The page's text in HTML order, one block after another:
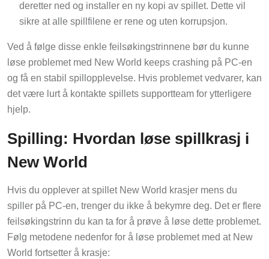
deretter ned og installer en ny kopi av spillet. Dette vil
sikre at alle spillfilene er rene og uten korrupsjon.
Ved å følge disse enkle feilsøkingstrinnene bør du kunne
løse problemet med New World keeps crashing på PC-en
og få en stabil spillopplevelse. Hvis problemet vedvarer, kan
det være lurt å kontakte spillets supportteam for ytterligere
hjelp.
Spilling: Hvordan løse spillkrasj i
New World
Hvis du opplever at spillet New World krasjer mens du
spiller på PC-en, trenger du ikke å bekymre deg. Det er flere
feilsøkingstrinn du kan ta for å prøve å løse dette problemet.
Følg metodene nedenfor for å løse problemet med at New
World fortsetter å krasje: